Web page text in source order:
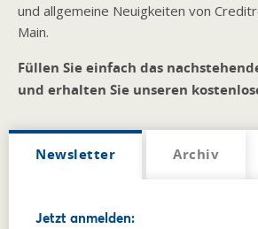
und allgemeine Neuigkeiten von
Main.
Füllen Sie einfach das
und erhalten Sie unseren
Newsletter Archiv
Jetzt anmelden: